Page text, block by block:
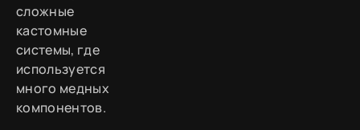
сложные
кастомные
системы, где
используется
много медных
компонентов.